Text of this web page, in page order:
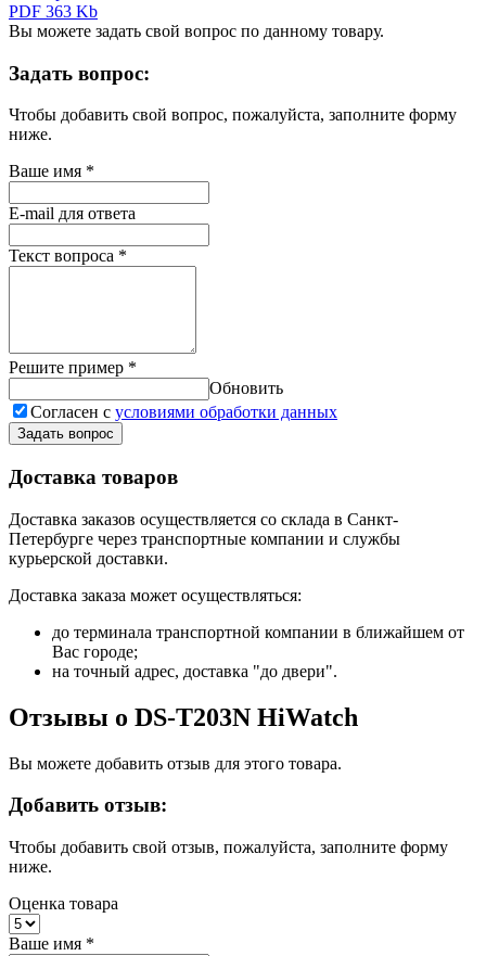
PDF 363 Kb
Вы можете задать свой вопрос по данному товару.
Задать вопрос:
Чтобы добавить свой вопрос, пожалуйста, заполните форму
ниже.
Ваше имя *
E-mail для ответа
Текст вопроса *
Решите пример *
Обновить
Согласен с условиями обработки данных
Задать вопрос
Доставка товаров
Доставка заказов осуществляется со склада в Санкт-
Петербурге через транспортные компании и службы
курьерской доставки.
Доставка заказа может осуществляться:
до терминала транспортной компании в ближайшем от
Вас городе;
на точный адрес, доставка "до двери".
Отзывы о DS-T203N HiWatch
Вы можете добавить отзыв для этого товара.
Добавить отзыв:
Чтобы добавить свой отзыв, пожалуйста, заполните форму
ниже.
Оценка товара
Ваше имя *